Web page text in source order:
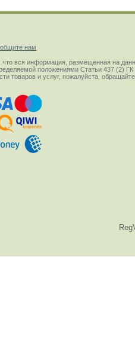
нам
вся информация, размещенная на
положениями Статьи 437 (2)
товаров и услуг, пожалуйста,